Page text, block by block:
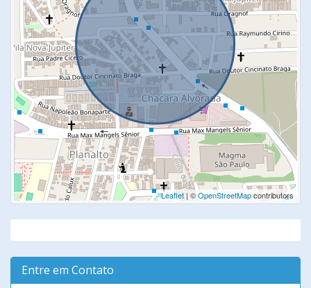
Leaflet | ©OpenStreetMapcontributors
Entre em Contato